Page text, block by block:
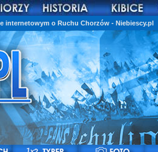
internetowym o Ruchu Chorzów - Niebiescy.pl